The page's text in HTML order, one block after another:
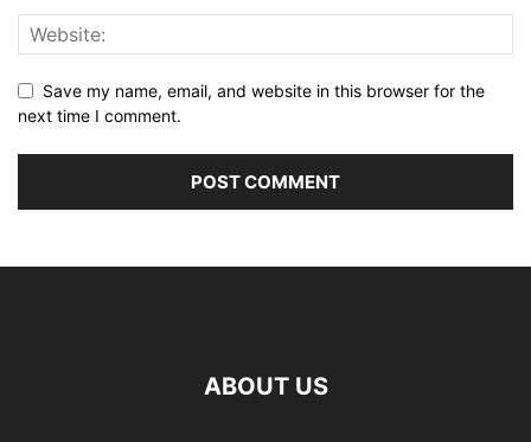
Save my name, email, and website in this browser for the
next time I comment.
ABOUT US